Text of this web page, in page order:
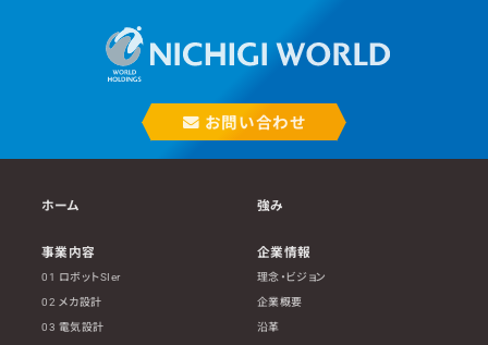
お問い合わせ
ホーム 強み
事業内容
01 ロボットSIer
02 メカ設計
03 電気設計
企業情報
理念・ビジョン
企業概要
沿革